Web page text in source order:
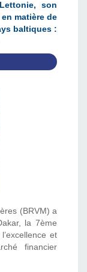
son
en matière de
baltiques :
(BRVM) a
la 7ème
et
financier